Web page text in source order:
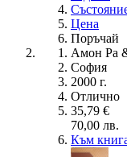
Цена
Поръчай
Амон Ра
София
2000 г.
Отлично
35,79 €
70,00 лв.
Към